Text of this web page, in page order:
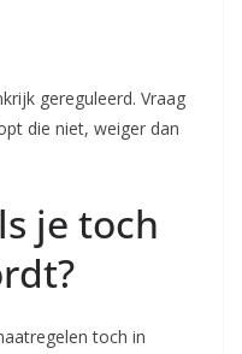
gereguleerd. Vraag
die niet, weiger dan
je toch
toch in